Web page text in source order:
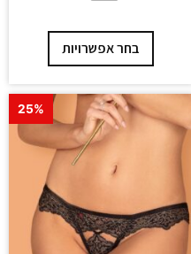
בחר אפשרויות
25%